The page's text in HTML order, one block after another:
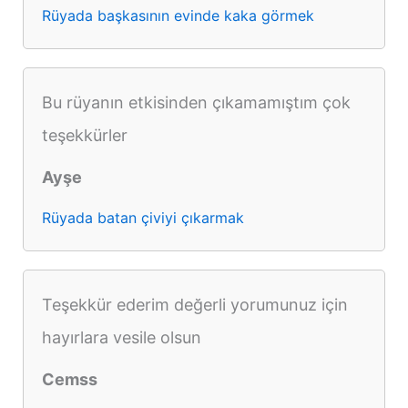
Rüyada başkasının evinde kaka görmek
Bu rüyanın etkisinden çıkamamıştım çok
teşekkürler
Ayşe
Rüyada batan çiviyi çıkarmak
Teşekkür ederim değerli yorumunuz için
hayırlara vesile olsun
Cemss